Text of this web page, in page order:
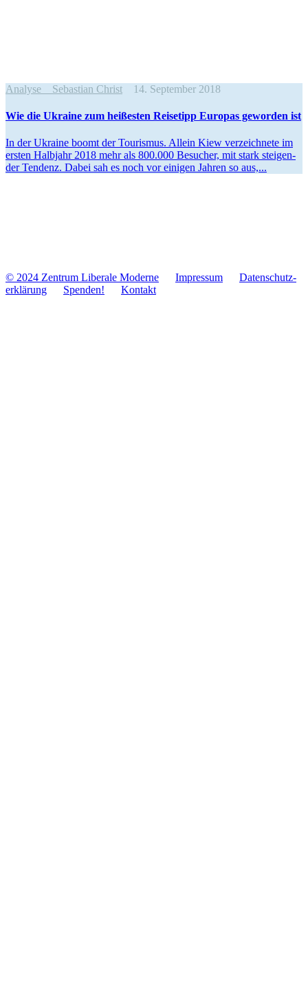
Analyse Sebastian Christ 14. September 2018
Wie die Ukraine zum hei­ßes­ten Rei­se­tipp Europas gewor­den ist
In der Ukraine boomt der Tou­ris­mus. Allein Kiew ver­zeich­nete im
ersten Halb­jahr 2018 mehr als 800.000 Besu­cher, mit stark stei­gen­
der Tendenz. Dabei sah es noch vor einigen Jahren so aus,...
© 2024 Zentrum Libe­rale Moderne Impres­sum
Daten­schutz­
er­klä­rung
Spenden! Kontakt